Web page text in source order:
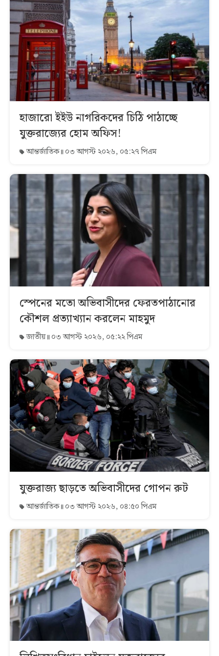
হাজারো ইইউ নাগরিকদের চিঠি পাঠাচ্ছে
যুক্তরাজ্যের হোম অফিস!
আন্তর্জাতিক ০৩ আগস্ট ২০২৬, ০৫:২৭ পিএম
স্পেনের মতো অভিবাসীদের ফেরতপাঠানোর
কৌশল প্রত্যাখ্যান করলেন মাহমুদ
জাতীয় ০৩ আগস্ট ২০২৬, ০৫:২২ পিএম
যুক্তরাজ্য ছাড়তে অভিবাসীদের গোপন রুট
আন্তর্জাতিক ০৩ আগস্ট ২০২৬, ০৪:৫০ পিএম